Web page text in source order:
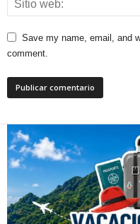
Save my name, email, and
comment.